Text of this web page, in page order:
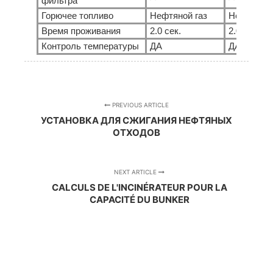
Горючее топливо
Нефтяной газ
Нефтяной
Время проживания
2.0 сек.
2.0 сек.
Контроль температуры
ДА ДА
PREVIOUS ARTICLE
УСТАНОВКА ДЛЯ СЖИГАНИЯ НЕФТЯНЫХ
ОТХОДОВ
NEXT ARTICLE
CALCULS DE L'INCINÉRATEUR POUR LA
CAPACITÉ DU BUNKER